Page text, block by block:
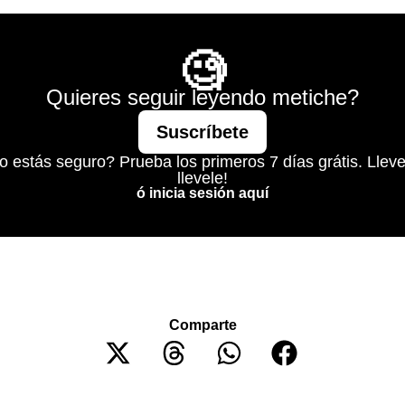
🧐
Quieres seguir leyendo metiche?
Suscríbete
estás seguro? Prueba los primeros 7 días grátis.
llevele!
ó inicia sesión aquí
Comparte